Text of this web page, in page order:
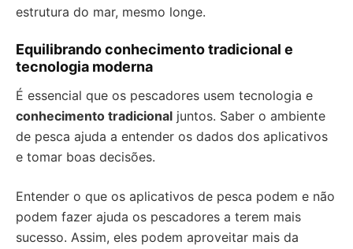
estrutura do mar, mesmo longe.
Equilibrando conhecimento tradicional e
tecnologia moderna
É essencial que os pescadores usem tecnologia e
conhecimento tradicional juntos. Saber o ambiente
de pesca ajuda a entender os dados dos aplicativos
e tomar boas decisões.
Entender o que os aplicativos de pesca podem e não
podem fazer ajuda os pescadores a terem mais
sucesso. Assim, eles podem aproveitar mais da